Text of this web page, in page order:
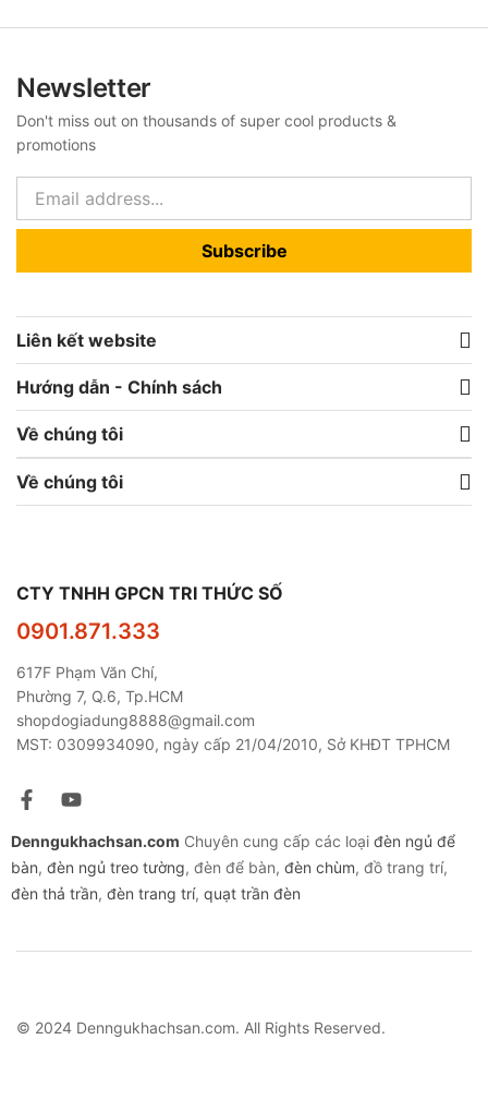
Newsletter
Don't miss out on thousands of super cool products &
promotions
Subscribe
Liên kết website
Hướng dẫn - Chính sách
Về chúng tôi
Về chúng tôi
CTY TNHH GPCN TRI THỨC SỐ
0901.871.333
617F Phạm Văn Chí,
Phường 7, Q.6, Tp.HCM
shopdogiadung8888@gmail.com
MST: 0309934090, ngày cấp 21/04/2010, Sở KHĐT TPHCM
Denngukhachsan.com Chuyên cung cấp các loại đèn ngủ để
bàn, đèn ngủ treo tường, đèn để bàn, đèn chùm, đồ trang trí,
đèn thả trần, đèn trang trí, quạt trần đèn
© 2024 Denngukhachsan.com. All Rights Reserved.